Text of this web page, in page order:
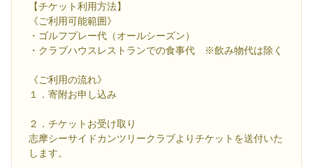
【チケット利用方法】
《ご利用可能範囲》
・ゴルフプレー代（オールシーズン）
・クラブハウスレストランでの食事代 ※飲み物代は除く
《ご利用の流れ》
１．寄附お申し込み
２．チケットお受け取り
志摩シーサイドカンツリークラブよりチケットを送付いた
します。